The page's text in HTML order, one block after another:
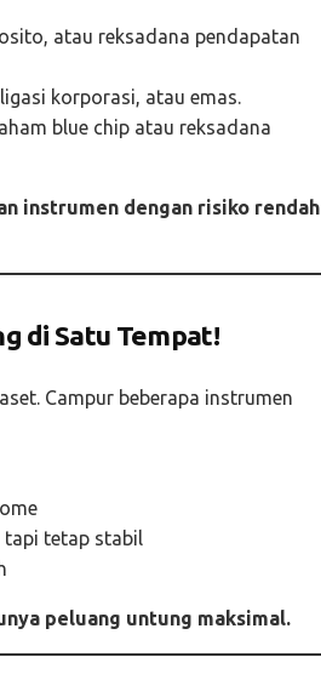
atau reksadana pendapatan
korporasi, atau emas.
blue chip atau reksadana
instrumen dengan risiko rendah
di Satu Tempat!
Campur beberapa instrumen
tapi tetap stabil
peluang untung maksimal.